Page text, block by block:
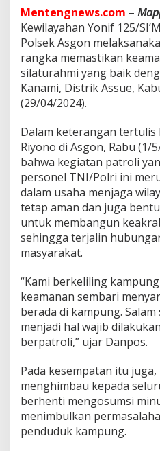
a
t
B
e
r
a
P
o
l
s
e
k
A
s
d
i
K
a
m
p
n
g
K
a
n
a
Mentengnews.com –
Kewilayahan Yonif 125/
Polsek Asgon
rangka memastikan
silaturahmi yang baik
Kanami, Distrik Assue,
(29/04/2024).
Dalam keterangan
Riyono di Asgon, Rabu (1/
bahwa kegiatan patroli
personel TNI/Polri ini
dalam usaha menjaga
tetap aman dan juga
untuk membangun
sehingga terjalin
masyarakat.
“Kami berkeliling
keamanan sembari
berada di kampung.
menjadi hal wajib
berpatroli,” ujar Danpos.
Pada kesempatan itu
menghimbau kepada
berhenti mengosumsi
menimbulkan
penduduk kampung.